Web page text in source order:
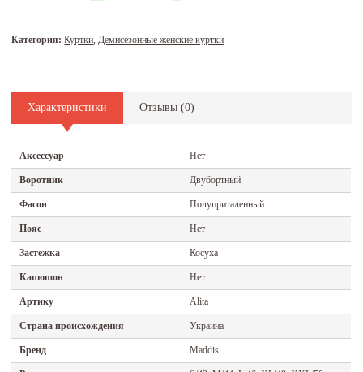
Категория:Куртки,Демисезонные женские куртки
Характеристики Отзывы (0)
Аксессуар Нет
Воротник Двубортный
Фасон Полуприталенный
Пояс Нет
Застежка Косуха
Капюшон Нет
Артику Alita
Страна происхождения Украина
Бренд Maddis